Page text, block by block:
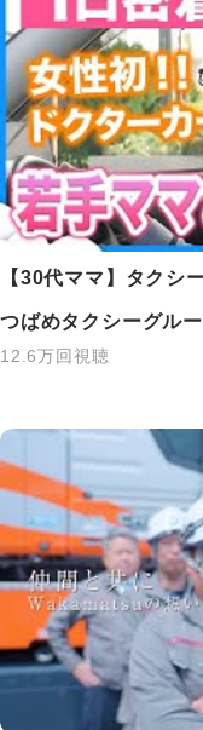
【30代ママ】タクシ
つばめタクシーグル
12.6万回視聴